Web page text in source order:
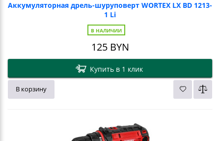
Аккумуляторная дрель-шуруповерт WORTEX LX BD 1213-
1 Li
В НАЛИЧИИ
125BYN
Купить в 1 клик
В корзину